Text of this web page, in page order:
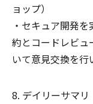
ョップ）
セキュア開発を
約とコードレビュ
いて意見交換を行
デイリーサマリ